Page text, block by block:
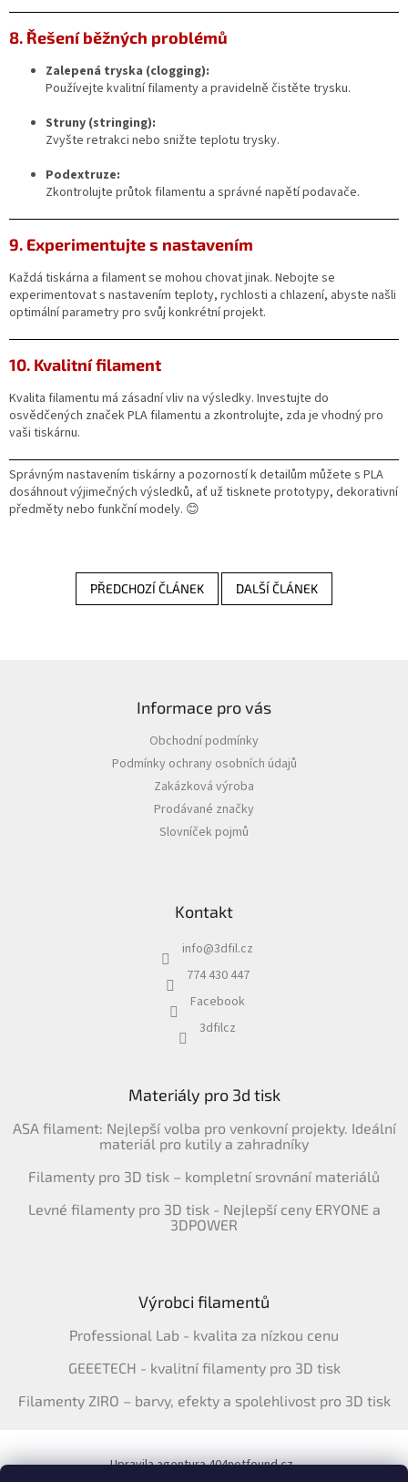
8. Řešení běžných problémů
Zalepená tryska (clogging):
Používejte kvalitní filamenty a pravidelně čistěte trysku.
Struny (stringing):
Zvyšte retrakci nebo snižte teplotu trysky.
Podextruze:
Zkontrolujte průtok filamentu a správné napětí podavače.
9. Experimentujte s nastavením
Každá tiskárna a filament se mohou chovat jinak. Nebojte se
experimentovat s nastavením teploty, rychlosti a chlazení, abyste našli
optimální parametry pro svůj konkrétní projekt.
10. Kvalitní filament
Kvalita filamentu má zásadní vliv na výsledky. Investujte do
osvědčených značek PLA filamentu a zkontrolujte, zda je vhodný pro
vaši tiskárnu.
Správným nastavením tiskárny a pozorností k detailům můžete s PLA
dosáhnout výjimečných výsledků, ať už tisknete prototypy, dekorativní
předměty nebo funkční modely. 😊
PŘEDCHOZÍ ČLÁNEK DALŠÍ ČLÁNEK
Informace pro vás
Obchodní podmínky
Podmínky ochrany osobních údajů
Zakázková výroba
Prodávané značky
Slovníček pojmů
Kontakt
info@3dfil.cz
774 430 447
Facebook
3dfilcz
Materiály pro 3d tisk
ASA filament: Nejlepší volba pro venkovní projekty. Ideální
materiál pro kutily a zahradníky
Filamenty pro 3D tisk – kompletní srovnání materiálů
Levné filamenty pro 3D tisk - Nejlepší ceny ERYONE a
3DPOWER
Výrobci filamentů
Professional Lab - kvalita za nízkou cenu
GEEETECH - kvalitní filamenty pro 3D tisk
Filamenty ZIRO – barvy, efekty a spolehlivost pro 3D tisk
Upravila agentura 404notfound.cz